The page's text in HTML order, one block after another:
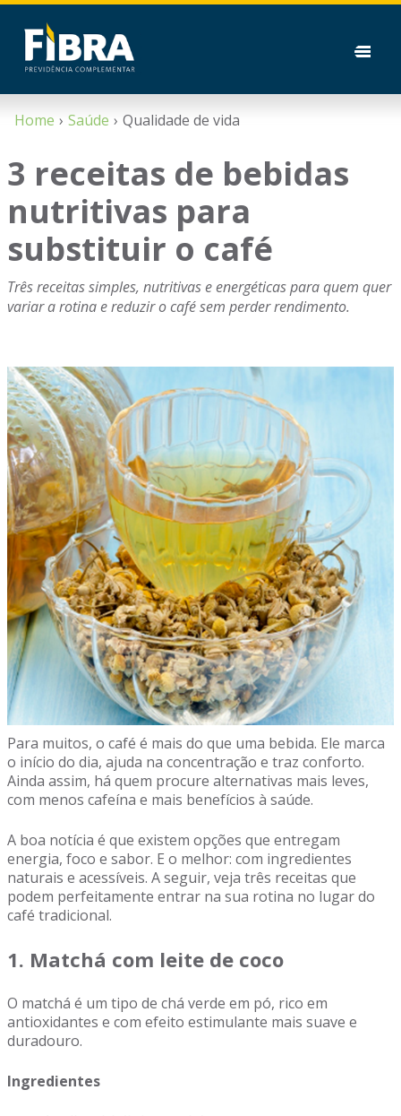
Home Saúde Qualidade de vida
3 receitas de bebidas
nutritivas para
substituir o café
Três receitas simples, nutritivas e energéticas para quem quer
variar a rotina e reduzir o café sem perder rendimento.
Para muitos, o café é mais do que uma bebida. Ele marca
o início do dia, ajuda na concentração e traz conforto.
Ainda assim, há quem procure alternativas mais leves,
com menos cafeína e mais benefícios à saúde.
A boa notícia é que existem opções que entregam
energia, foco e sabor. E o melhor: com ingredientes
naturais e acessíveis. A seguir, veja três receitas que
podem perfeitamente entrar na sua rotina no lugar do
café tradicional.
1. Matchá com leite de coco
O matchá é um tipo de chá verde em pó, rico em
antioxidantes e com efeito estimulante mais suave e
duradouro.
Ingredientes